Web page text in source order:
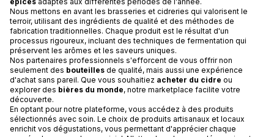
Nous mettons en avant les brasseries et cidreries qui valorisent le
terroir, utilisant des ingrédients de qualité et des méthodes de
fabrication traditionnelles. Chaque produit est le résultat d'un
processus rigoureux, incluant des techniques de fermentation qui
préservent les arômes et les saveurs uniques.
Nos partenaires professionnels s'efforcent de vous offrir non
seulement des bouteilles de qualité, mais aussi une expérience
d'achat sans pareil. Que vous souhaitiez acheter du cidre ou
explorer des bières du monde, notre marketplace facilite votre
découverte.
En optant pour notre plateforme, vous accédez à des produits
sélectionnés avec soin. Le choix de produits artisanaux et locaux
enrichit vos dégustations, vous permettant d'apprécier chaque